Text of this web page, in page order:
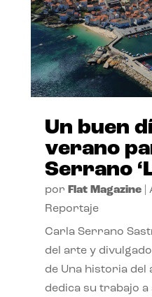
Un buen
verano
Serrano
por Flat Magazine|
Reportaje
Carla Serrano
del arte y
de Una historia
dedica su trabajo